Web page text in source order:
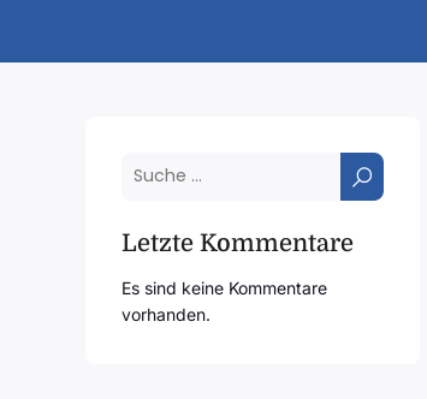
Letzte Kommentare
Es sind keine Kommentare
vorhanden.